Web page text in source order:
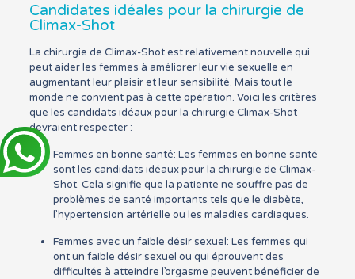
Candidates idéales pour la chirurgie de
Climax-Shot
La chirurgie de Climax-Shot est relativement nouvelle qui
peut aider les femmes à améliorer leur vie sexuelle en
augmentant leur plaisir et leur sensibilité. Mais tout le
monde ne convient pas à cette opération. Voici les critères
que les candidats idéaux pour la chirurgie Climax-Shot
devraient respecter :
Femmes en bonne santé: Les femmes en bonne santé
sont les candidats idéaux pour la chirurgie de Climax-
Shot. Cela signifie que la patiente ne souffre pas de
problèmes de santé importants tels que le diabète,
l’hypertension artérielle ou les maladies cardiaques.
Femmes avec un faible désir sexuel: Les femmes qui
ont un faible désir sexuel ou qui éprouvent des
difficultés à atteindre l’orgasme peuvent bénéficier de